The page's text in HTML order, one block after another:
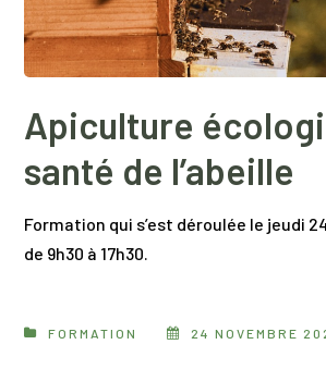
Apiculture
santé de l’abeille
Formation qui s’est déroulée le jeudi
de 9h30 à 17h30.
FORMATION 24 NOVEMBRE